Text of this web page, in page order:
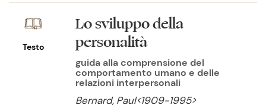
Testo
Lo sviluppo della
personalità
guida alla comprensione del
comportamento umano e delle
relazioni interpersonali
Bernard, Paul<1909-1995>